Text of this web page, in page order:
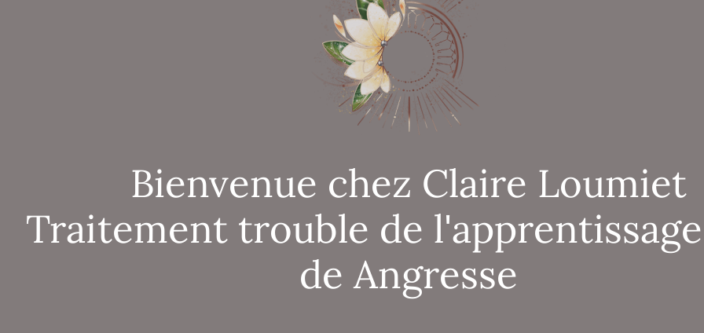
Bienvenue chez Claire Loumiet
Traitement trouble de
de Angresse